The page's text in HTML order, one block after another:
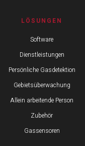
LÖSUNGEN
Software
Dienstleistungen
Persönliche Gasdetektion
Gebietsüberwachung
Allein arbeitende Person
Zubehör
Gassensoren